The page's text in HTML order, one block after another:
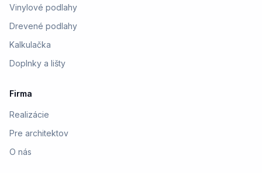
Vinylové podlahy
Drevené podlahy
Kalkulačka
Doplnky a lišty
Firma
Realizácie
Pre architektov
O nás